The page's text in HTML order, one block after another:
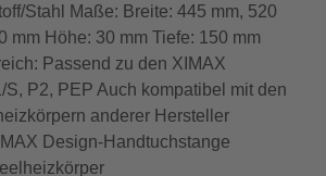
Stahl Maße: Breite: 445 mm, 520
mm Höhe: 30 mm Tiefe: 150 mm
Passend zu den XIMAX
S, P2, PEP Auch kompatibel mit den
anderer Hersteller
Design-Handtuchstange